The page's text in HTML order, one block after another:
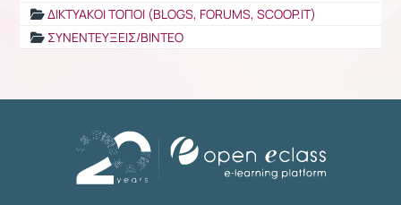
ΔΙΚΤΥΑΚΟΙ ΤΟΠΟΙ (BLOGS, FORUMS, SCOOP.IT)
ΣΥΝΕΝΤΕΥΞΕΙΣ/ΒΙΝΤΕΟ